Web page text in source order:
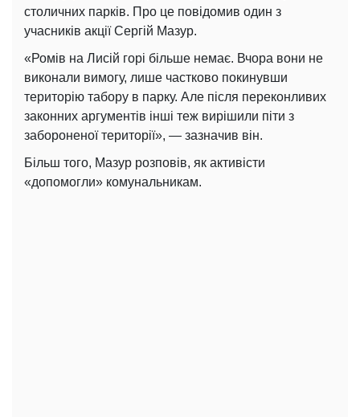
столичних парків. Про це повідомив один з
учасників акції Сергій Мазур.
«Ромів на Лисій горі більше немає. Вчора вони не
виконали вимогу, лише частково покинувши
територію табору в парку. Але після переконливих
законних аргументів інші теж вирішили піти з
забороненої території», — зазначив він.
Більш того, Мазур розповів, як активісти
«допомогли» комунальникам.